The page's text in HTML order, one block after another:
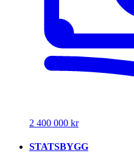
2 400 000 kr
STATSBYGG